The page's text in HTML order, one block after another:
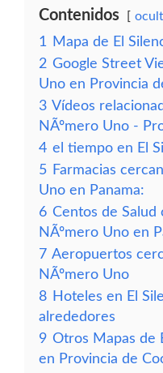
Contenidos
1
Mapa de El
2 Google Street
Uno en Provincia
3 Vídeos
NÃºmero Uno -
4 el tiempo en El
5 Farmacias
Uno en Panama:
6 Centos de Salud
NÃºmero Uno en
7 Aeropuertos
NÃºmero Uno
8 Hoteles en El
alrededores
9 Otros Mapas de
en Provincia de